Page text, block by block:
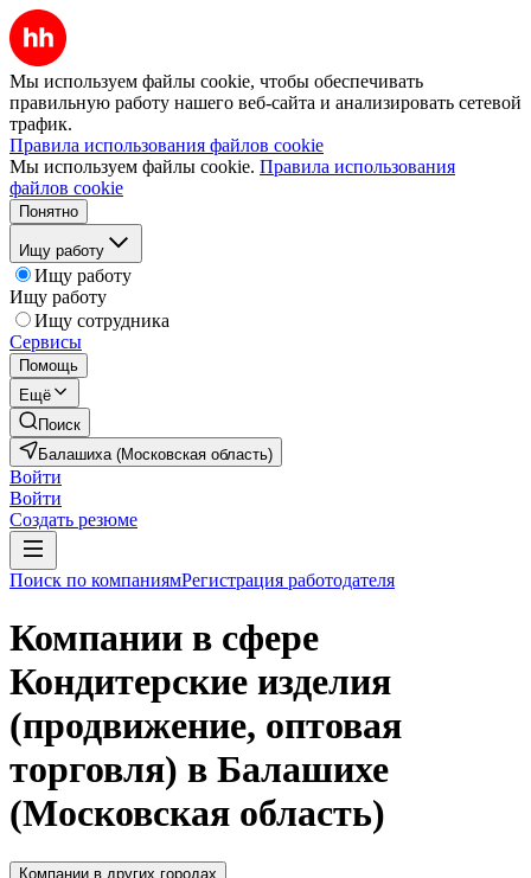
Мы используем файлы cookie, чтобы обеспечивать
правильную работу нашего веб-сайта и анализировать сетевой
трафик.
Правила использования файлов cookie
Мы используем файлы cookie. Правила использования
файлов cookie
Понятно
Ищу работу
Ищу работу
Ищу работу
Ищу сотрудника
Сервисы
Помощь
Ещё
Поиск
Балашиха (Московская область)
Войти
Войти
Создать резюме
Поиск по компаниямРегистрация работодателя
Компании в сфере
Кондитерские изделия
(продвижение, оптовая
торговля) в Балашихе
(Московская область)
Компании в других городах